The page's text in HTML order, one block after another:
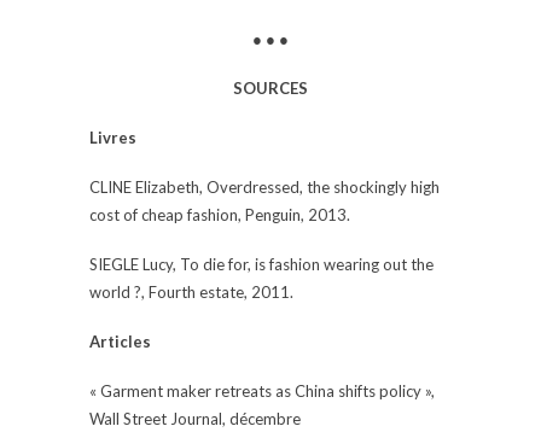
● ● ●
SOURCES
Livres
CLINE Elizabeth, Overdressed, the shockingly high
cost of cheap fashion, Penguin, 2013.
SIEGLE Lucy, To die for, is fashion wearing out the
world ?, Fourth estate, 2011.
Articles
« Garment maker retreats as China shifts policy »,
Wall Street Journal, décembre